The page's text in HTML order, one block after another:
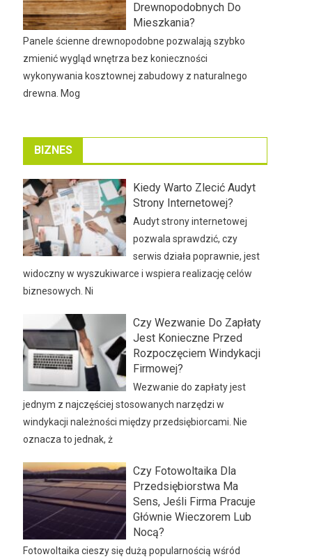
Drewnopodobnych Do
Mieszkania?
Panele ścienne drewnopodobne pozwalają szybko
zmienić wygląd wnętrza bez konieczności
wykonywania kosztownej zabudowy z naturalnego
drewna. Mog
BIZNES
Kiedy Warto Zlecić Audyt
Strony Internetowej?
Audyt strony internetowej
pozwala sprawdzić, czy
serwis działa poprawnie, jest
widoczny w wyszukiwarce i wspiera realizację celów
biznesowych. Ni
Czy Wezwanie Do Zapłaty
Jest Konieczne Przed
Rozpoczęciem Windykacji
Firmowej?
Wezwanie do zapłaty jest
jednym z najczęściej stosowanych narzędzi w
windykacji należności między przedsiębiorcami. Nie
oznacza to jednak, ż
Czy Fotowoltaika Dla
Przedsiębiorstwa Ma
Sens, Jeśli Firma Pracuje
Głównie Wieczorem Lub
Nocą?
Fotowoltaika cieszy się dużą popularnością wśród